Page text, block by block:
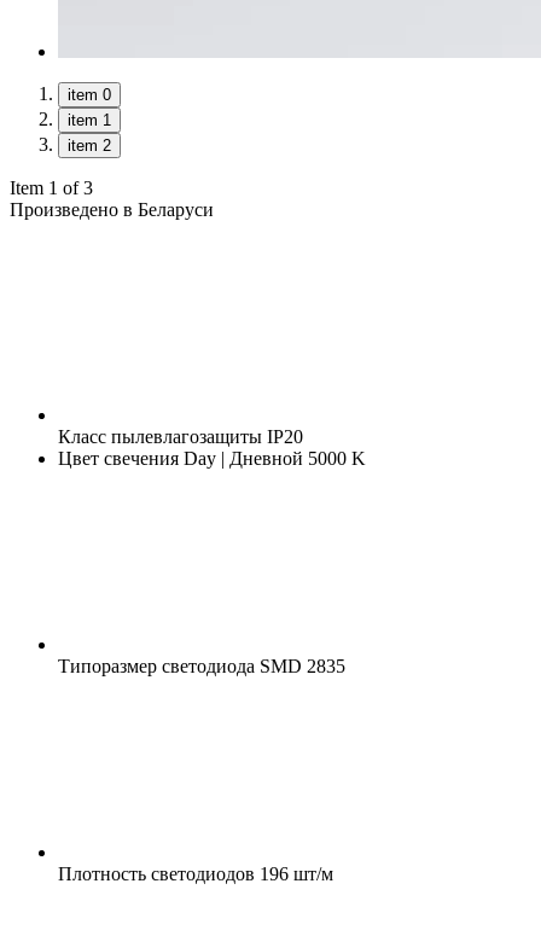
item 0
item 1
item 2
Item 1 of 3
Произведено в Беларуси
Класс пылевлагозащиты IP20
Цвет свечения Day | Дневной 5000 K
Типоразмер светодиода SMD 2835
Плотность светодиодов 196 шт/м